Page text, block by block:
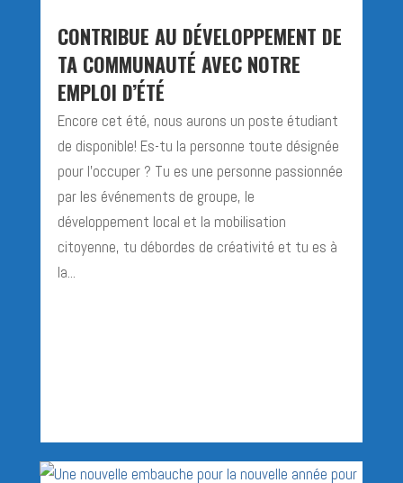
CONTRIBUE AU DÉVELOPPEMENT DE
TA COMMUNAUTÉ AVEC NOTRE
EMPLOI D’ÉTÉ
Encore cet été, nous aurons un poste étudiant
de disponible! Es-tu la personne toute désignée
pour l'occuper ? Tu es une personne passionnée
par les événements de groupe, le
développement local et la mobilisation
citoyenne, tu débordes de créativité et tu es à
la...